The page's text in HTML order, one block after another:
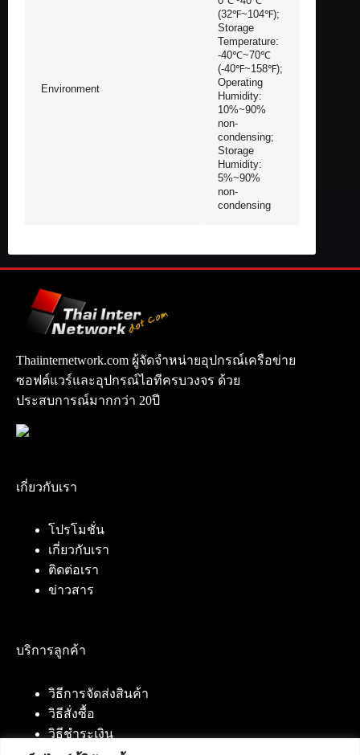
Environment
(32℉~104℉);
Storage
Temperature:
-40℃~70℃
(-40℉~158℉);
Operating
Humidity:
10%~90%
non-
condensing;
Storage
Humidity:
5%~90%
non-
condensing
Thaiinternetwork.com ผู้จัดจำหน่ายอุปกรณ์เครือข่าย
ซอฟต์แวร์และอุปกรณ์ไอทีครบวงจร ด้วย
ประสบการณ์มากกว่า 20ปี
เกี่ยวกับเรา
โปรโมชั่น
เกี่ยวกับเรา
ติดต่อเรา
ข่าวสาร
บริการลูกค้า
วิธีการจัดส่งสินค้า
วิธีสั่งซื้อ
วิธีชำระเงิน